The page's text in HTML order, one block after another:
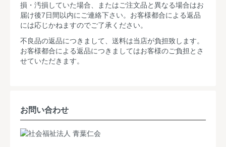
損・汚損していた場合、またはご注文品と異なる場合はお
届け後7日間以内にご連絡下さい。お客様都合による返品
には応じかねますのでご了承ください。
不良品の返品につきまして、送料は当店が負担致します。
お客様都合による返品につきましてはお客様のご負担とさ
せていただきます。
お問い合わせ